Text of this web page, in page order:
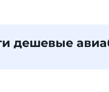
дешевые